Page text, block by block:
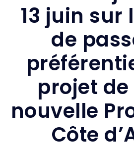
13 juin sur
de
projet
nouvelle
Côte